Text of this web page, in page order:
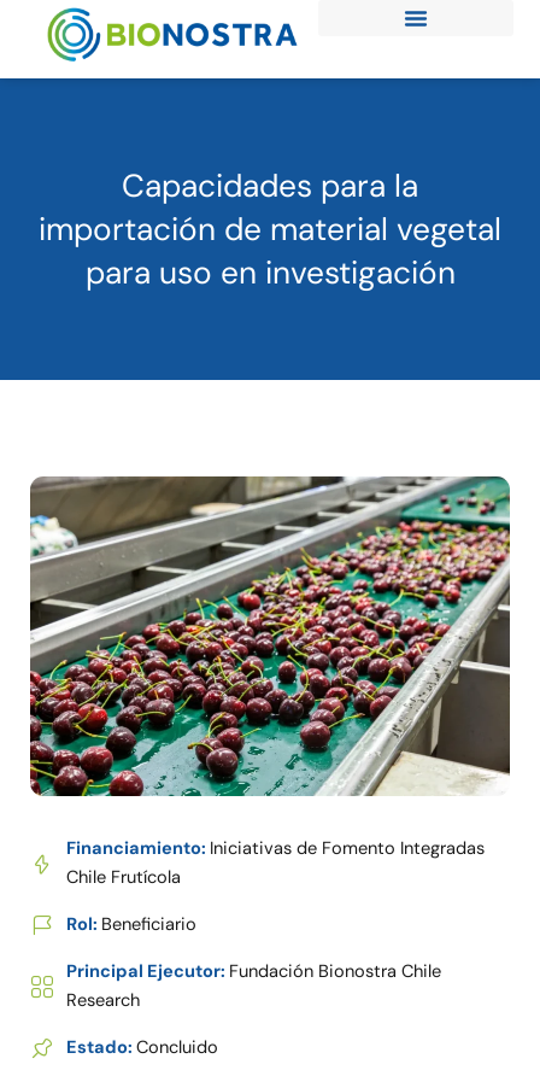
Capacidades para la
importación de material vegetal
para uso en investigación
Financiamiento: Iniciativas de Fomento Integradas
Chile Frutícola
Rol: Beneficiario
Principal Ejecutor: Fundación Bionostra Chile
Research
Estado: Concluido